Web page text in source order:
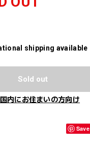
shipping available
Sold out
内にお住まいの方向け
Save